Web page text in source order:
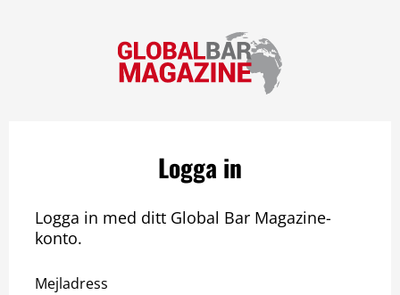
Logga in
Logga in med ditt Global Bar Magazine-
konto.
Mejladress